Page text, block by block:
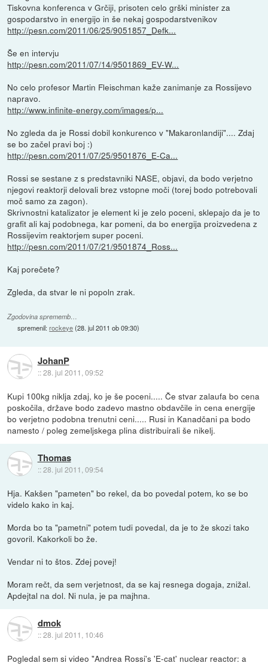
Tiskovna konferenca v Grčiji, prisoten celo grški minister za
gospodarstvo in energijo in še nekaj gospodarstvenikov
http://pesn.com/2011/06/25/9051857_Defk...
Še en intervju
http://pesn.com/2011/07/14/9501869_EV-W...
No celo profesor Martin Fleischman kaže zanimanje za Rossijevo
napravo.
http://www.infinite-energy.com/images/p...
No zgleda da je Rossi dobil konkurenco v "Makaronlandiji".... Zdaj
se bo začel pravi boj :)
http://pesn.com/2011/07/25/9501876_E-Ca...
Rossi se sestane z s predstavniki NASE, objavi, da bodo verjetno
njegovi reaktorji delovali brez vstopne moči (torej bodo potrebovali
moč samo za zagon).
Skrivnostni katalizator je element ki je zelo poceni, sklepajo da je to
grafit ali kaj podobnega, kar pomeni, da bo energija proizvedena z
Rossijevim reaktorjem super poceni.
http://pesn.com/2011/07/21/9501874_Ross...
Kaj porečete?
Zgleda, da stvar le ni popoln zrak.
Zgodovina sprememb…
spremenil:rockeye(28. jul 2011 ob 09:30)
JohanP
::28. jul 2011, 09:52
Kupi 100kg niklja zdaj, ko je še poceni..... Če stvar zalaufa bo cena
poskočila, države bodo zadevo mastno obdavčile in cena energije
bo verjetno podobna trenutni ceni..... Rusi in Kanadčani pa bodo
namesto / poleg zemeljskega plina distribuirali še nikelj.
Thomas
::28. jul 2011, 09:54
Hja. Kakšen "pameten" bo rekel, da bo povedal potem, ko se bo
videlo kako in kaj.
Morda bo ta "pametni" potem tudi povedal, da je to že skozi tako
govoril. Kakorkoli bo že.
Vendar ni to štos. Zdej povej!
Moram rečt, da sem verjetnost, da se kaj resnega dogaja, znižal.
Apdejtal na dol. Ni nula, je pa majhna.
dmok
::28. jul 2011, 10:46
Pogledal sem si video "Andrea Rossi's 'E-cat' nuclear reactor: a